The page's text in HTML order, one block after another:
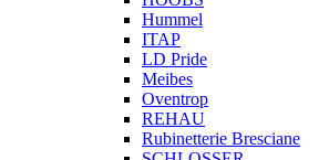
Hummel
ITAP
LD Pride
Meibes
Oventrop
REHAU
Rubinetterie Bresciane